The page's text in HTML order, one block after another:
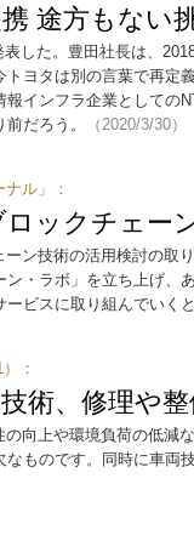
途方もない
表した。豊田社長は、
ヨタは別の言葉で再定
インフラ企業としての
だろう。
（2020/3/30）
ル」：
ロックチェー
ーン技術の活用検討の取
・ラボ」を立ち上げ、
ビスに取り組んでいく
：
術、修理や
向上や環境負荷の低減
ものです。同時に車両